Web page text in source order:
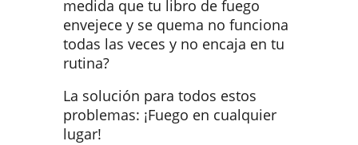
medida que tu libro de fuego
envejece y se quema no funciona
todas las veces y no encaja en tu
rutina?
La solución para todos estos
problemas: ¡Fuego en cualquier
lugar!